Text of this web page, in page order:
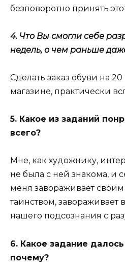
безповоротно принять
4. Что Вы смогли себе
недель, о чем раньше
Сделать заказ обуви на
магазине, практически
5. Какое из заданий
всего?
Мне, как художнику,
не была с ней знакома, и
меня завораживает
таинством,
нашего подсознания с
6. Какое задание
почему?